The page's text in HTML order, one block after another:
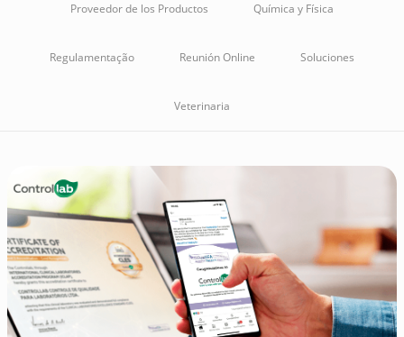
Proveedor de los Productos Química y Física
Regulamentação Reunión Online Soluciones
Veterinaria